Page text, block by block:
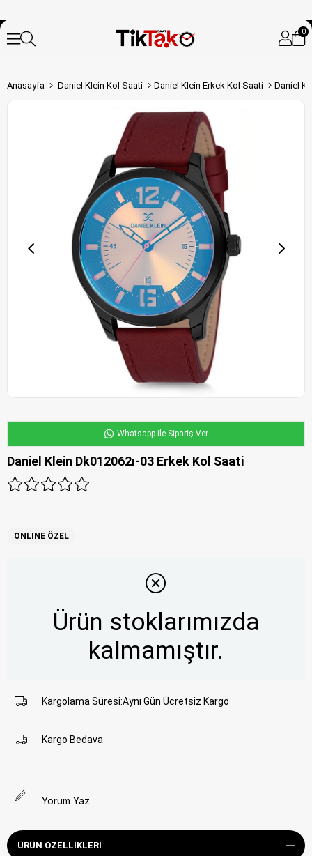
0
Anasayfa Daniel Klein Kol Saati Daniel Klein Erkek Kol Saati Daniel
Whatsapp ile Sipariş Ver
Daniel Klein Dk012062ı-03 Erkek Kol Saati
ONLINE ÖZEL
Ürün stoklarımızda
kalmamıştır.
Kargolama Süresi:Aynı Gün Ücretsiz Kargo
Kargo Bedava
Yorum Yaz
ÜRÜN ÖZELLIKLERI